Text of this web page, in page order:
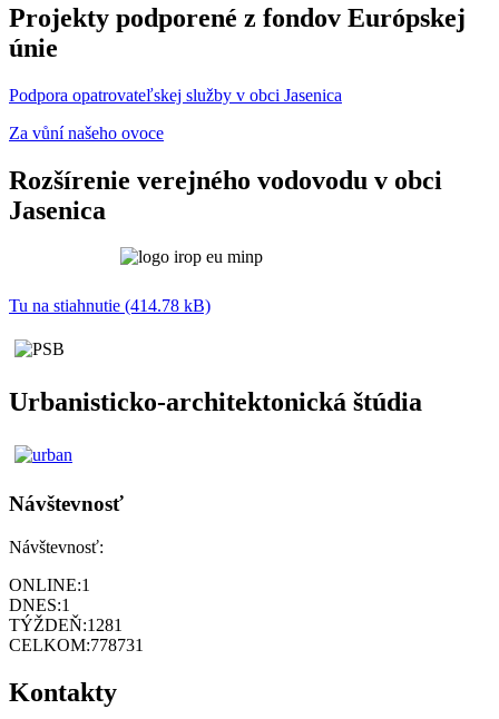
Projekty podporené z fondov Európskej
únie
Podpora opatrovateľskej služby v obci Jasenica
Za vůní našeho ovoce
Rozšírenie verejného vodovodu v obci
Jasenica
Tu na stiahnutie (414.78 kB)
Urbanisticko-architektonická štúdia
Návštevnosť
Návštevnosť:
ONLINE:1
DNES:1
TÝŽDEŇ:1281
CELKOM:778731
Kontakty